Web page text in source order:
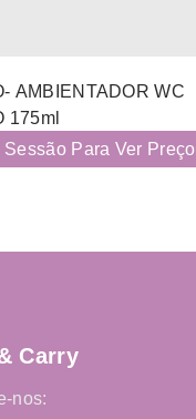
AMBIENTADOR WC
175ml
Sessão Para Ver Preço
Carry
nos: